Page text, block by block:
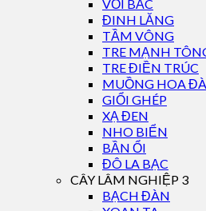
VỐI BẮC
ĐINH LĂNG
TẦM VÔNG
TRE MẠNH
TRE ĐIỀN TRÚC
MUỒNG HOA
GIỔI GHÉP
XẠ ĐEN
NHO BIỂN
BẦN ỔI
ĐÔ LA BẠC
CÂY LÂM NGHIỆP 3
BẠCH ĐÀN